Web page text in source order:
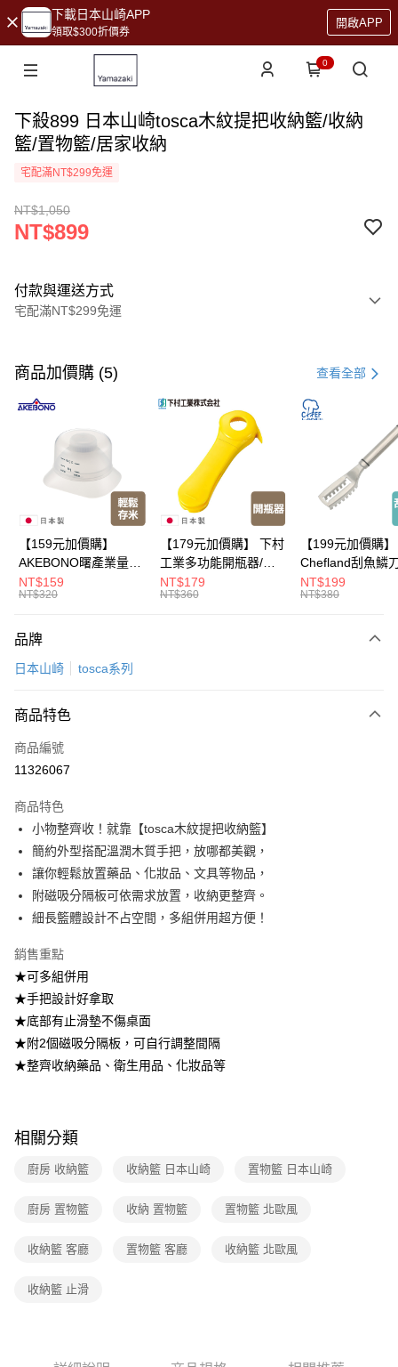
下載日本山崎APP
領取$300折價券
開啟APP
0
下殺899 日本山崎tosca木紋提把收納籃/收納
籃/置物籃/居家收納
宅配滿NT$299免運
NT$1,050
NT$899
付款與運送方式
宅配滿NT$299免運
信用卡一次付款
LINE Pay
Apple Pay
悠遊付
全盈+PAY
大哥付你分期
相關說明
2.付款方式選擇「大哥付你分期」，訂單成立後會自動跳轉到大哥付的交易
成交易。
4.訂單成立30分鐘內，如未前往確認交易或遇審核未通過，訂單將自動取
消。如遇「轉專審核」未通過狀況，表示未達大哥付你分期系統評分，恕無
【繳款方式說明】
1.分期款項不併入電信帳單，「大哥付你分期」於每月結算日後寄送繳費提
2.透過簡訊連結打開帳單後，可選擇「超商條碼／台灣大直營門市／銀行轉
【注意事項】
1.本服務係由「台灣大哥大股份有限公司」（以下簡稱本公司）所提供，讓
用戶於交易時，得透過本服務購買商品或服務，並由商店將買賣／分期付款
買賣價金債權讓與本公司後，依約使用本公司帳單繳交帳款。
2.基於同意付款使用「大哥付你分期」之契約關係目的，商店將以您的個人
由本公司與您本人進行分期帳單所需資料之確認、核對及更正。
3.完整用戶服務條款，請詳閱以下連結：
運送方式
每筆NT$150，滿NT$299(含以上)免運費
商品加價購 (5) 查看全部
【159元加價購】
AKEBONO曙產業量米
杯漏斗組(白)/量米杯/
米桶/量米用具/任二件8
NT$159
NT$320
【179元加價購】 下村
工業多功能開瓶器/開
瓶器/餐廚用品/料理道
具/任二件8折
NT$179
NT$360
【199元加價購】
Chefland刮魚鱗
魚鱗器/廚房用品/
道具/任二件8折
NT$199
NT$380
品牌
日本山崎 tosca系列
商品特色
商品編號
11326067
商品特色
小物整齊收！就靠【tosca木紋提把收納籃】
簡約外型搭配溫潤木質手把，放哪都美觀，
讓你輕鬆放置藥品、化妝品、文具等物品，
附磁吸分隔板可依需求放置，收納更整齊。
細長籃體設計不占空間，多組併用超方便！
銷售重點
★可多組併用
★手把設計好拿取
★底部有止滑墊不傷桌面
★附2個磁吸分隔板，可自行調整間隔
★整齊收納藥品、衛生用品、化妝品等
相關分類
廚房 收納籃 收納籃 日本山崎 置物籃 日本山崎
廚房 置物籃 收納 置物籃 置物籃 北歐風
收納籃 客廳 置物籃 客廳 收納籃 北歐風
收納籃 止滑